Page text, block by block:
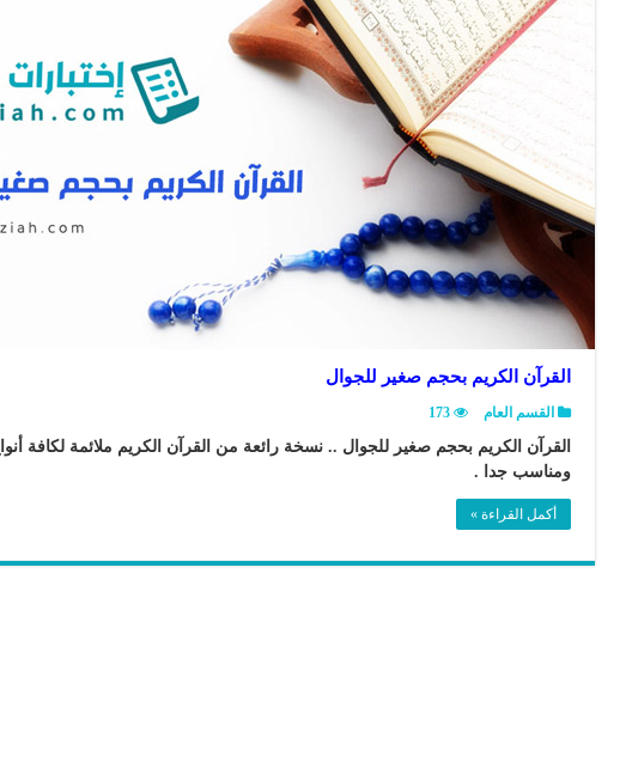
القرآن الكريم بحجم صغير للجوال
القسم العام 173
القرآن الكريم بحجم صغير للجوال .. نسخة رائعة من القرآن الكريم ملائمة لكافة
ومناسب جدا .
أكمل القراءة »